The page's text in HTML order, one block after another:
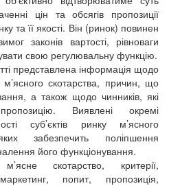
цін та обсягів пропозиції
та її якості. Він (ринок) повинен
законів вартості, рівноваги
свою регулювальну функцію.
представлена інформація щодо
м’ясного скотарства, причин, що
а також щодо чинників, які
Виявлені окремі
суб’єктів ринку м’ясного
забезпечить поліпшення
його функціонування.
скотарство, критерії,
попит, пропозиція,